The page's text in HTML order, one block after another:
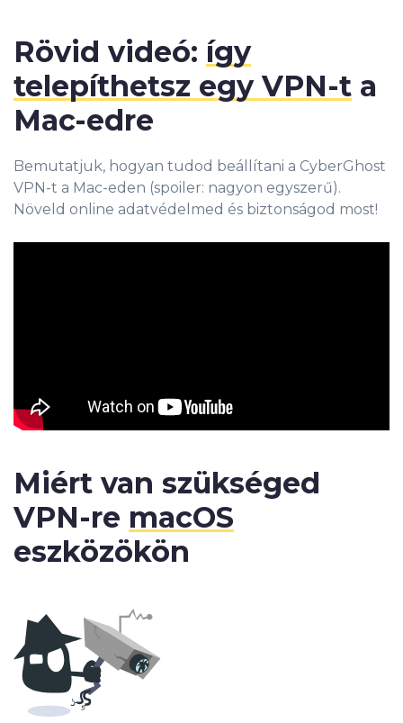
Rövid videó: így
telepíthetsz egy VPN-t a
Mac-edre
Bemutatjuk, hogyan tudod beállítani a CyberGhost
VPN-t a Mac-eden (spoiler: nagyon egyszerű).
Növeld online adatvédelmed és biztonságod most!
Miért van szükséged
VPN-re macOS
eszközökön